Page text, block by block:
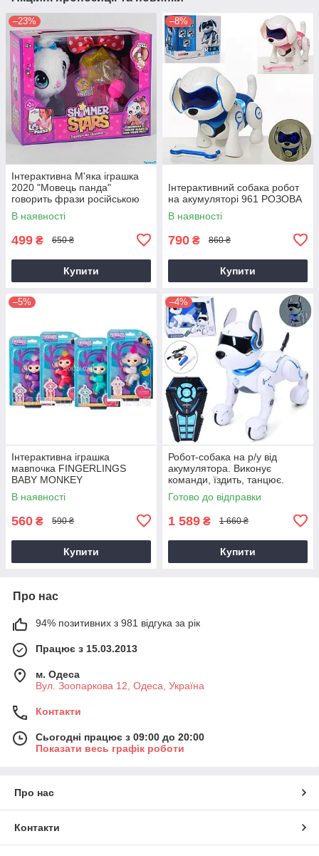
–23%
Інтерактивна М'яка іграшка
2020 "Мовець панда"
говорить фрази російською
мовою, в коробці
В наявності
499 ₴ 650 ₴
Купити
–8%
Інтерактивний собака робот
на акумуляторі 961 РОЗОВА
В наявності
790 ₴ 860 ₴
Купити
–5%
Інтерактивна іграшка
мавпочка FINGERLINGS
BABY MONKEY
В наявності
560 ₴ 590 ₴
Купити
–4%
Робот-собака на р/у від
акумулятора. Виконує
команди, їздить, танцює.
А001
Готово до відправки
1 589 ₴ 1 660 ₴
Купити
Про нас
94% позитивних з 981 відгука за рік
Працює з 15.03.2013
м. Одеса
Вул. Зоопаркова 12, Одеса, Україна
Контакти
Сьогодні працює з 09:00 до 20:00
Показати весь графік роботи
Про нас
Контакти